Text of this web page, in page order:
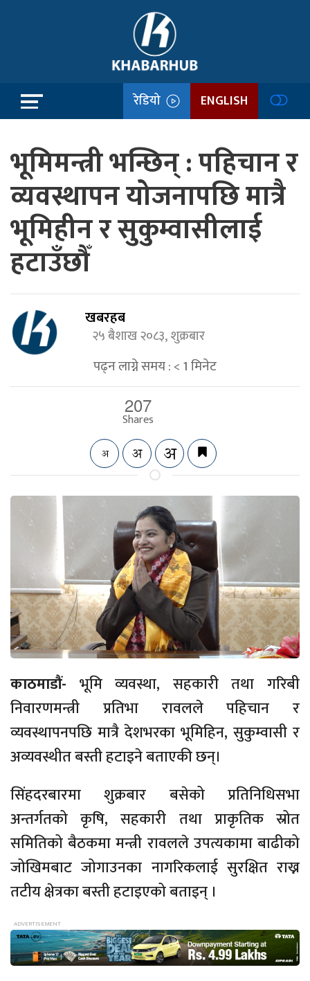
रेडियो ENGLISH
भूमिमन्त्री भन्छिन् : पहिचान र
व्यवस्थापन योजनापछि मात्रै
भूमिहीन र सुकुम्वासीलाई
हटाउँछौँ
खबरहब
२५ बैशाख २०८३, शुक्रबार
पढ्न लाग्ने समय :< 1मिनेट
207
Shares
काठमाडौं- भूमि व्यवस्था, सहकारी तथा गरिबी
निवारणमन्त्री प्रतिभा रावलले पहिचान र
व्यवस्थापनपछि मात्रै देशभरका भूमिहिन, सुकुम्वासी र
अव्यवस्थीत बस्ती हटाइने बताएकी छन्।
सिंहदरबारमा शुक्रबार बसेको प्रतिनिधिसभा
अन्तर्गतको कृषि, सहकारी तथा प्राकृतिक स्रोत
समितिको बैठकमा मन्त्री रावलले उपत्यकामा बाढीको
जोखिमबाट जोगाउनका नागरिकलाई सुरक्षित राख्न
तटीय क्षेत्रका बस्ती हटाइएको बताइन् ।